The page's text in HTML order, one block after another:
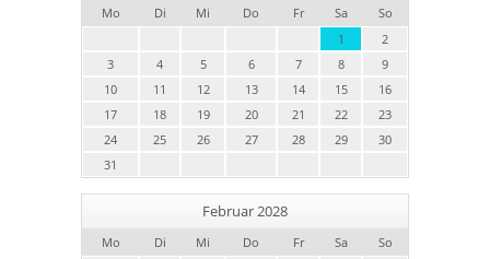
Mo Di Mi Do Fr Sa
So
1
2
3
4 5 6 7 8
9
10
11 12 13 14 15
16
17
18 19 20 21 22
23
24
25 26 27 28 29
30
31
Februar 2028
Mo Di Mi Do Fr Sa
So